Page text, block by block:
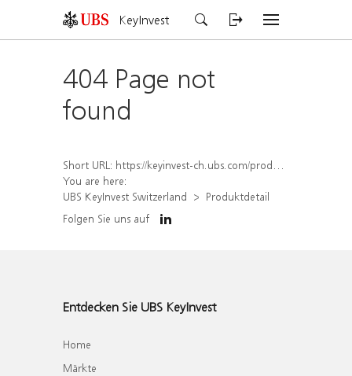
KeyInvest
404 Page not
found
Short URL: https://keyinvest-ch.ubs.com/produkt/detail/index/isin/CH1564688153
You are here:
UBS KeyInvest Switzerland
Produktdetail
Folgen Sie uns auf
Entdecken Sie UBS KeyInvest
Home
Märkte